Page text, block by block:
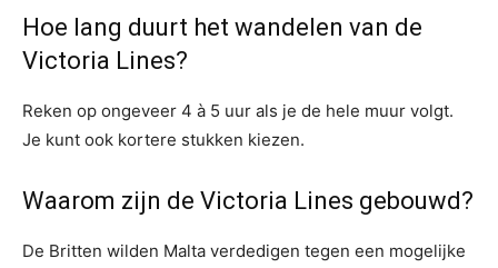
Hoe lang duurt het wandelen van de
Victoria Lines?
Reken op ongeveer 4 à 5 uur als je de hele muur volgt.
Je kunt ook kortere stukken kiezen.
Waarom zijn de Victoria Lines gebouwd?
De Britten wilden Malta verdedigen tegen een mogelijke